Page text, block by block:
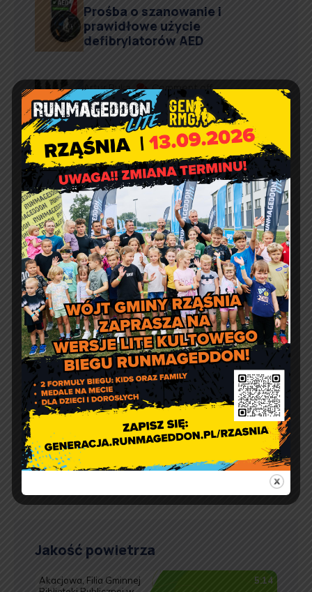
Prośba o szanowanie i
prawidłowe użycie
defibrylatorów AED
Artur Ruka Comment off
Relacja z Pikniku Rodzinnego
w Suchowoli
Kontakt
Urząd Gminy w Rząśni
ul. 1 Maja 37
98 – 332 Rząśnia
e-doręczenia:AE:PL-57726-56911-GBSAJ-23
adres email:gmina@rzasnia.pl
tel. 44 631-71-22 (biuro podawcze)
Godziny otwarcia Urzędu:
wt. – pt.: 7:30 – 15:30
Jakość powietrza